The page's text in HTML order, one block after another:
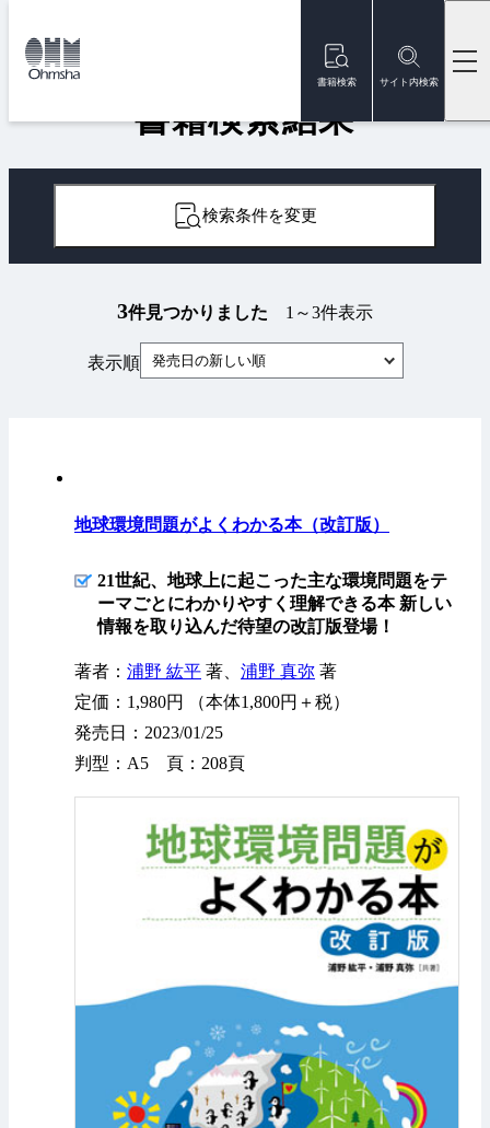
書籍検索 サイト内検索
トップ
書籍検索結果
検索条件を変更
3件見つかりました 1～3件表示
表示順 発売日の新しい順
地球環境問題がよくわかる本（改訂版）
21世紀、地球上に起こった主な環境問題をテ
ーマごとにわかりやすく理解できる本 新しい
情報を取り込んだ待望の改訂版登場！
著者： 浦野 紘平 著、 浦野 真弥 著
定価：1,980円 （本体1,800円＋税）
発売日：2023/01/25
判型：A5 頁：208頁